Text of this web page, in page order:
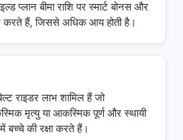
प्लान बीमा राशि पर स्मार्ट बोनस और
करते हैं, जिससे अधिक आय होती है।
राइडर लाभ शामिल हैं जो
मृत्यु या आकस्मिक पूर्ण और स्थायी
बच्चे की रक्षा करते हैं।